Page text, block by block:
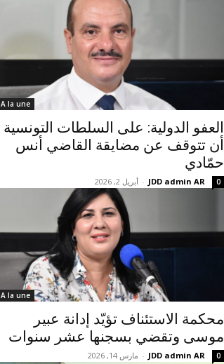
A la une
العفو الدولية: على السلطات التونسية
أن تتوقف عن مضايقة القاضي أنس
حمّادي
JDD admin AR
- أبريل 2, 2026 0
A la une
محكمة الاستئناف تؤيّد إدانة عبير
موسى وتقضي بسجنها عشر سنوات
JDD admin AR
- مارس 14, 2026 0